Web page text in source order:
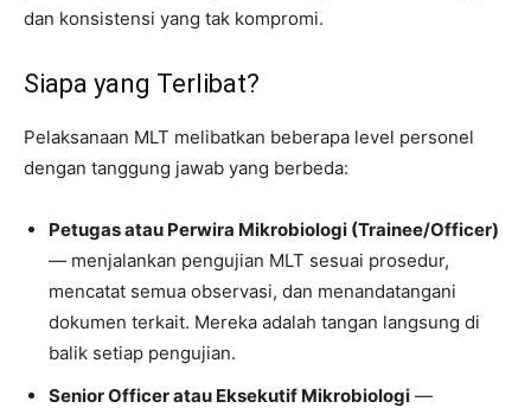
dan konsistensi yang tak kompromi.
Siapa yang Terlibat?
Pelaksanaan MLT melibatkan beberapa level personel
dengan tanggung jawab yang berbeda:
Petugas atau Perwira Mikrobiologi (Trainee/Officer)
— menjalankan pengujian MLT sesuai prosedur,
mencatat semua observasi, dan menandatangani
dokumen terkait. Mereka adalah tangan langsung di
balik setiap pengujian.
Senior Officer atau Eksekutif Mikrobiologi —